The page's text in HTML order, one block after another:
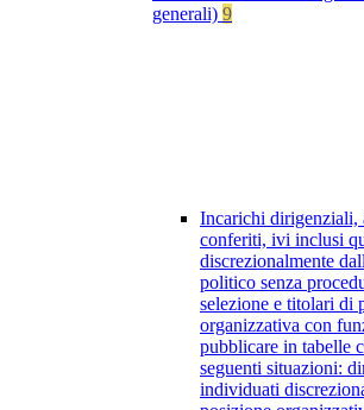
generali) 9
Incarichi dirigenziali,
conferiti, ivi inclusi
discrezionalmente
politico senza
selezione e titolari di
organizzativa con
pubblicare in tabelle
seguenti situazioni:
individuati